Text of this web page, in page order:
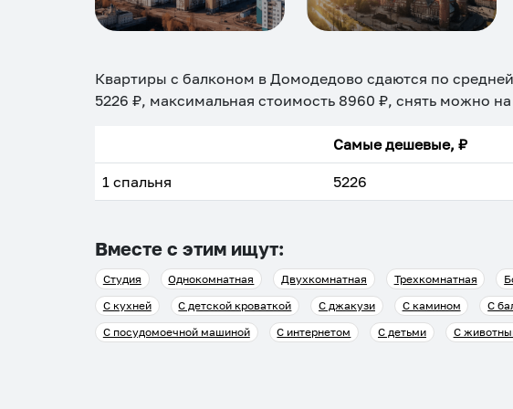
Квартиры с балконом в Домодедово сдаются по
5226 ₽, максимальная стоимость 8960 ₽, снять можно
Самые дешевые, ₽
1 спальня 5226
Вместе с этим ищут:
Студия Однокомнатная Двухкомнатная Трехкомнатная
С кухней
С детской кроваткой С джакузи С камином С
С посудомоечной машиной
С интернетом С детьми С